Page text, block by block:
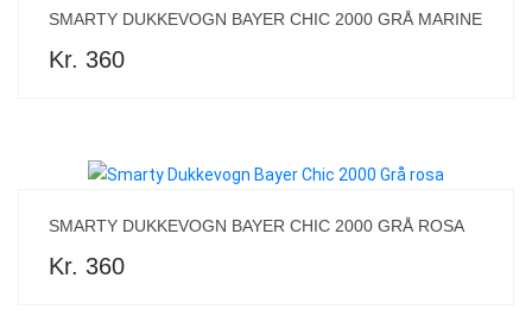
SMARTY DUKKEVOGN BAYER CHIC 2000 GRÅ MARINE
Kr. 360
SMARTY DUKKEVOGN BAYER CHIC 2000 GRÅ ROSA
Kr. 360